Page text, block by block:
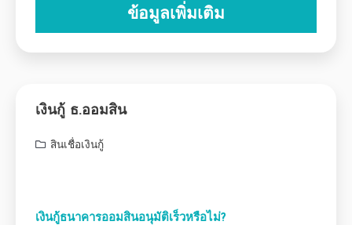
ข้อมูลเพิ่มเติม
เงินกู้ ธ.ออมสิน
สินเชื่อเงินกู้
เงินกู้ธนาคารออมสินอนุมัติเร็วหรือไม่?